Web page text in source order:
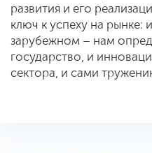
развития и его
ключ к успеху на рынке:
зарубежном – нам
государство, и
сектора, и сами